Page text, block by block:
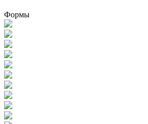
Формы